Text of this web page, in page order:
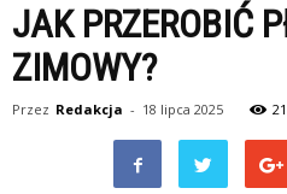
JAK PRZEROBIĆ
ZIMOWY?
Przez Redakcja - 18 lipca 2025